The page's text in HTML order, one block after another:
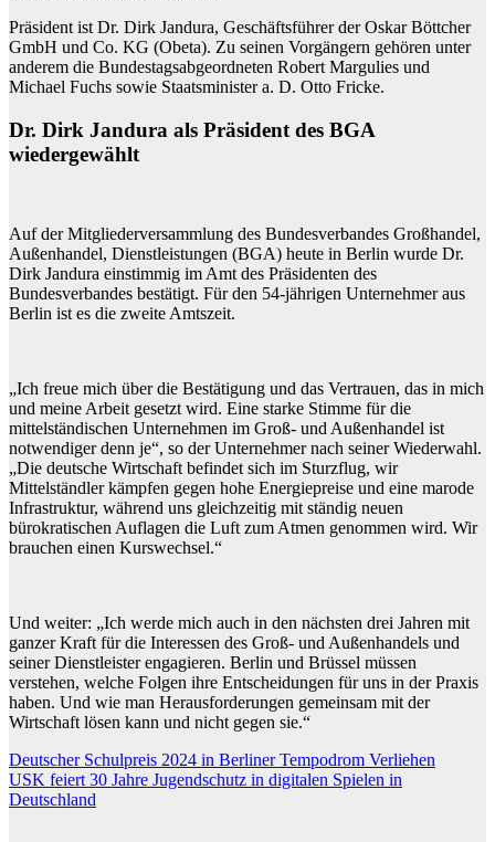
Präsident ist Dr. Dirk Jandura, Geschäftsführer der Oskar Böttcher
GmbH und Co. KG (Obeta). Zu seinen Vorgängern gehören unter
anderem die Bundestagsabgeordneten Robert Margulies und
Michael Fuchs sowie Staatsminister a. D. Otto Fricke.
Dr. Dirk Jandura als Präsident des BGA
wiedergewählt
Auf der Mitgliederversammlung des Bundesverbandes Großhandel,
Außenhandel, Dienstleistungen (BGA) heute in Berlin wurde Dr.
Dirk Jandura einstimmig im Amt des Präsidenten des
Bundesverbandes bestätigt. Für den 54-jährigen Unternehmer aus
Berlin ist es die zweite Amtszeit.
„Ich freue mich über die Bestätigung und das Vertrauen, das in mich
und meine Arbeit gesetzt wird. Eine starke Stimme für die
mittelständischen Unternehmen im Groß- und Außenhandel ist
notwendiger denn je“, so der Unternehmer nach seiner Wiederwahl.
„Die deutsche Wirtschaft befindet sich im Sturzflug, wir
Mittelständler kämpfen gegen hohe Energiepreise und eine marode
Infrastruktur, während uns gleichzeitig mit ständig neuen
bürokratischen Auflagen die Luft zum Atmen genommen wird. Wir
brauchen einen Kurswechsel.“
Und weiter: „Ich werde mich auch in den nächsten drei Jahren mit
ganzer Kraft für die Interessen des Groß- und Außenhandels und
seiner Dienstleister engagieren. Berlin und Brüssel müssen
verstehen, welche Folgen ihre Entscheidungen für uns in der Praxis
haben. Und wie man Herausforderungen gemeinsam mit der
Wirtschaft lösen kann und nicht gegen sie.“
Beitragsnavigation
Deutscher Schulpreis 2024 in Berliner Tempodrom Verliehen
USK feiert 30 Jahre Jugendschutz in digitalen Spielen in
Deutschland